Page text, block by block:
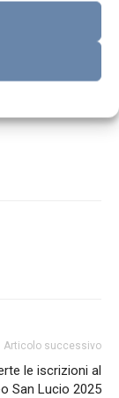
(pari a
83 caseifici,
2016,
del
Articolo successivo
le iscrizioni al
San Lucio 2025